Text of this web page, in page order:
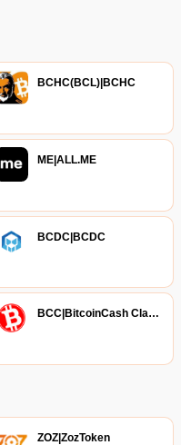
BCHC(BCL)|BCHC
ME|ALL.ME
BCDC|BCDC
BCC|BitcoinCash Classic
ZOZ|ZozToken